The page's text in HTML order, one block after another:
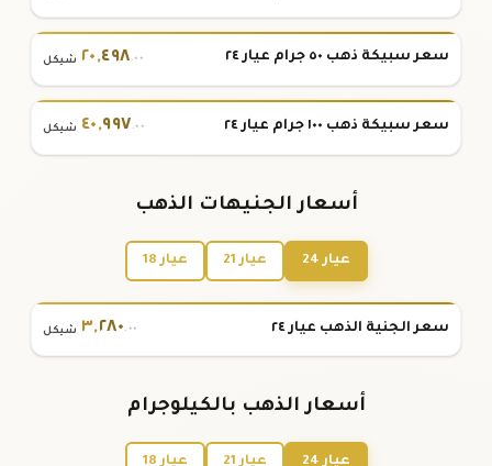
سعر سبيكة ذهب ٥٠ جرام عيار ٢٤ ٢٠,٤٩٨.٠٠ شيكل
سعر سبيكة ذهب ١٠٠ جرام عيار ٢٤ ٤٠,٩٩٧.٠٠ شيكل
أسعار الجنيهات الذهب
عيار 24 عيار 21 عيار 18
سعر الجنية الذهب عيار ٢٤ ٣,٢٨٠.٠٠ شيكل
أسعار الذهب بالكيلوجرام
عيار 24 عيار 21 عيار 18